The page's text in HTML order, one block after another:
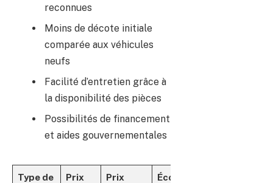
reconnues
Moins de décote initiale
comparée aux véhicules
neufs
Facilité d’entretien grâce à
la disponibilité des pièces
Possibilités de financement
et aides gouvernementales
Type de
Prix
Prix
Économies